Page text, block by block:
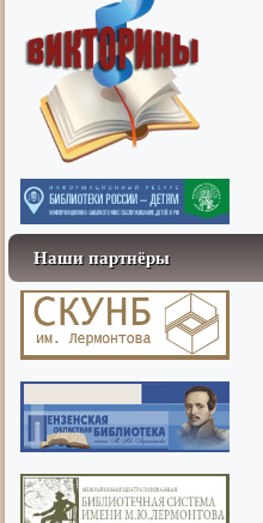
Наши партнёры